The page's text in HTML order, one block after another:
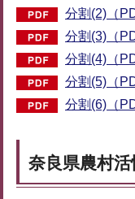
分割(2)（
分割(3)（
分割(4)（
分割(5)（
分割(6)（
奈良県農村